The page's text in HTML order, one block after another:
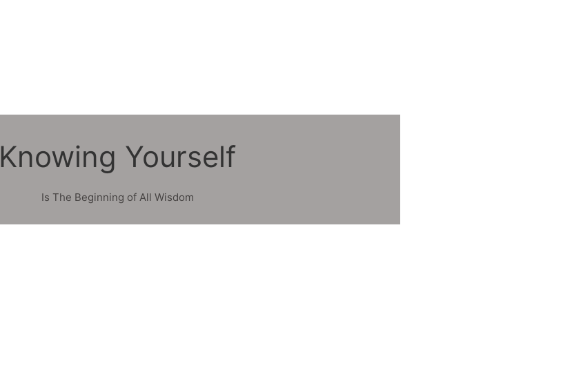
Knowing Yourself
Is The Beginning of All Wisdom